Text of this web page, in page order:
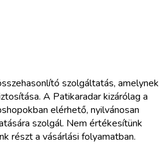
szolgáltatás, amelynek
A Patikaradar kizárólag a
elérhető, nyilvánosan
szolgál. Nem értékesítünk
részt a vásárlási folyamatban.